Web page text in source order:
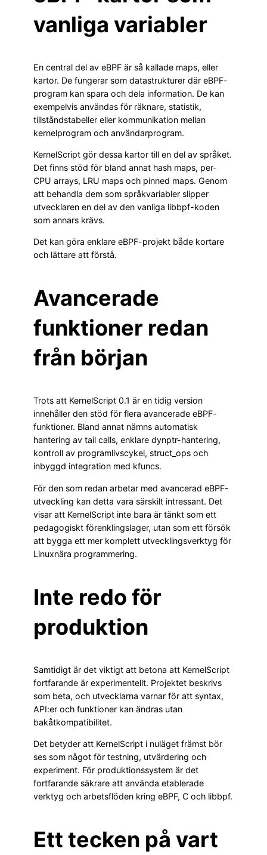
vanliga variabler
En central del av eBPF är så kallade maps, eller
kartor. De fungerar som datastrukturer där eBPF-
program kan spara och dela information. De kan
exempelvis användas för räknare, statistik,
tillståndstabeller eller kommunikation mellan
kernelprogram och användarprogram.
KernelScript gör dessa kartor till en del av språket.
Det finns stöd för bland annat hash maps, per-
CPU arrays, LRU maps och pinned maps. Genom
att behandla dem som språkvariabler slipper
utvecklaren en del av den vanliga libbpf-koden
som annars krävs.
Det kan göra enklare eBPF-projekt både kortare
och lättare att förstå.
Avancerade
funktioner redan
från början
Trots att KernelScript 0.1 är en tidig version
innehåller den stöd för flera avancerade eBPF-
funktioner. Bland annat nämns automatisk
hantering av tail calls, enklare dynptr-hantering,
kontroll av programlivscykel, struct_ops och
inbyggd integration med kfuncs.
För den som redan arbetar med avancerad eBPF-
utveckling kan detta vara särskilt intressant. Det
visar att KernelScript inte bara är tänkt som ett
pedagogiskt förenklingslager, utan som ett försök
att bygga ett mer komplett utvecklingsverktyg för
Linuxnära programmering.
Inte redo för
produktion
Samtidigt är det viktigt att betona att KernelScript
fortfarande är experimentellt. Projektet beskrivs
som beta, och utvecklarna varnar för att syntax,
API:er och funktioner kan ändras utan
bakåtkompatibilitet.
Det betyder att KernelScript i nuläget främst bör
ses som något för testning, utvärdering och
experiment. För produktionssystem är det
fortfarande säkrare att använda etablerade
verktyg och arbetsflöden kring eBPF, C och libbpf.
Ett tecken på vart